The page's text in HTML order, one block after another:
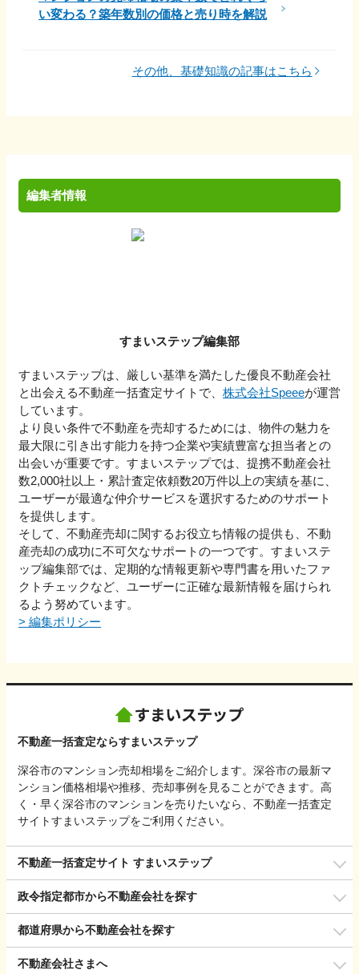
い変わる？築年数別の価格と売り時を解説
その他、基礎知識の記事はこちら
編集者情報
すまいステップ編集部
すまいステップは、厳しい基準を満たした優良不動産会社
と出会える不動産一括査定サイトで、 株式会社Speeeが運営
しています。
より良い条件で不動産を売却するためには、物件の魅力を
最大限に引き出す能力を持つ企業や実績豊富な担当者との
出会いが重要です。すまいステップでは、提携不動産会社
数2,000社以上・累計査定依頼数20万件以上の実績を基に、
ユーザーが最適な仲介サービスを選択するためのサポート
を提供します。
そして、不動産売却に関するお役立ち情報の提供も、不動
産売却の成功に不可欠なサポートの一つです。すまいステ
ップ編集部では、定期的な情報更新や専門書を用いたファ
クトチェックなど、ユーザーに正確な最新情報を届けられ
るよう努めています。
> 編集ポリシー
不動産一括査定ならすまいステップ
深谷市のマンション売却相場をご紹介します。深谷市の最新マ
ンション価格相場や推移、売却事例を見ることができます。高
く・早く深谷市のマンションを売りたいなら、不動産一括査定
サイトすまいステップをご利用ください。
不動産一括査定サイト すまいステップ
政令指定都市から不動産会社を探す
都道府県から不動産会社を探す
不動産会社さまへ